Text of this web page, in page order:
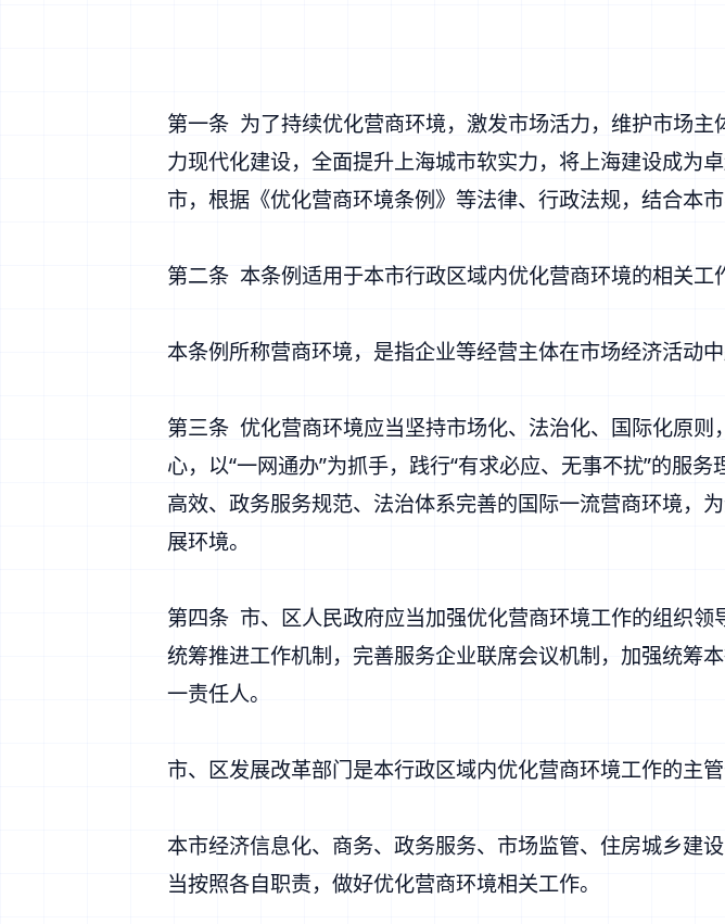
第一条 为了持续优化营商环境，激发市场活力，维护市场
力现代化建设，全面提升上海城市软实力，将上海建设成为
市，根据《优化营商环境条例》等法律、行政法规，结合本
第二条 本条例适用于本市行政区域内优化营商环境的相关工
本条例所称营商环境，是指企业等经营主体在市场经济活动
第三条 优化营商环境应当坚持市场化、法治化、国际化原
心，以“一网通办”为抓手，践行“有求必应、无事不扰”的服
高效、政务服务规范、法治体系完善的国际一流营商环境，
展环境。
第四条 市、区人民政府应当加强优化营商环境工作的组织
统筹推进工作机制，完善服务企业联席会议机制，加强统筹
一责任人。
市、区发展改革部门是本行政区域内优化营商环境工作的主
本市经济信息化、商务、政务服务、市场监管、住房城乡建
当按照各自职责，做好优化营商环境相关工作。